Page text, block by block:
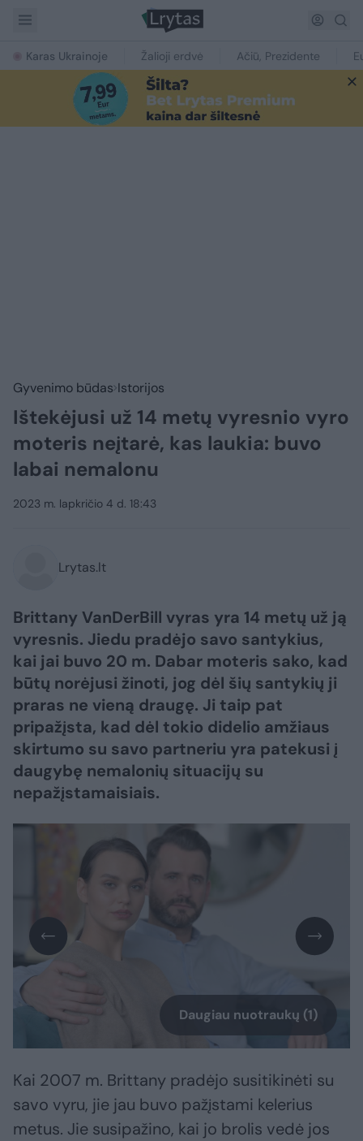
Karas Ukrainoje Žalioji erdvė Ačiū, Prezidente
Gyvenimo būdas Istorijos
Ištekėjusi už 14 metų vyresnio vyro
moteris neįtarė, kas laukia: buvo
labai nemalonu
2023 m. lapkričio 4 d. 18:43
Lrytas.lt
Brittany VanDerBill vyras yra 14 metų už ją
vyresnis. Jiedu pradėjo savo santykius,
kai jai buvo 20 m. Dabar moteris sako, kad
būtų norėjusi žinoti, jog dėl šių santykių ji
praras ne vieną draugę. Ji taip pat
pripažįsta, kad dėl tokio didelio amžiaus
skirtumo su savo partneriu yra patekusi į
daugybę nemalonių situacijų su
nepažįstamaisiais.
Daugiau nuotraukų (1)
Kai 2007 m. Brittany pradėjo susitikinėti su
savo vyru, jie jau buvo pažįstami kelerius
metus. Jie susipažino, kai jo brolis vedė jos